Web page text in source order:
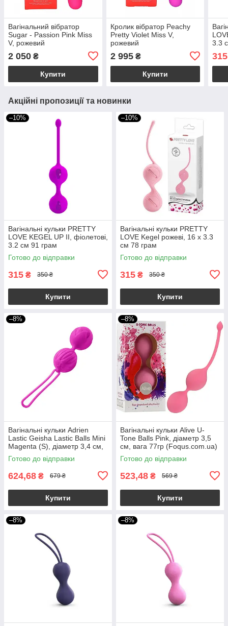
Вагінальний вібратор
Sugar - Passion Pink Miss
V, рожевий
2 050 ₴
Купити
Кролик вібратор Peachy
Pretty Violet Miss V,
рожевий
2 995₴
Купити
3.3
315
Акційні пропозиції та новинки
–10%
Вагінальні кульки PRETTY
LOVE KEGEL UP II, фіолетові,
3.2 см 91 грам
Готово до відправки
315 ₴ 350 ₴
Купити
–10%
Вагінальні кульки PRETTY
LOVE Kegel рожеві, 16 х 3.3
см 78 грам
Готово до відправки
315 ₴ 350 ₴
Купити
–8%
Вагінальні кульки Adrien
Lastic Geisha Lastic Balls Mini
Magenta (S), діаметр 3,4 см,
вага 85 г
Готово до відправки
624,68 ₴ 679 ₴
Купити
–8%
Вагінальні кульки Alive U-
Tone Balls Pink, діаметр 3,5
см, вага 77гр (Foqus.com.ua)
Готово до відправки
523,48 ₴ 569 ₴
Купити
–8% –8%